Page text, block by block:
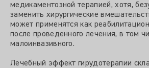
медикаментозной терапией, хотя,
заменить хирургические
может применятся как
после проведенного лечения, в том
малоинвазивного.
Лечебный эффект гирудотерапии